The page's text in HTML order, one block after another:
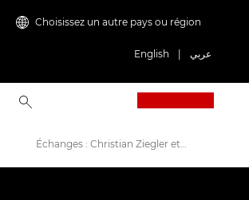
Choisissez un autre pays ou région
English عربي
Échanges : Christian Ziegler et Marc Albiac